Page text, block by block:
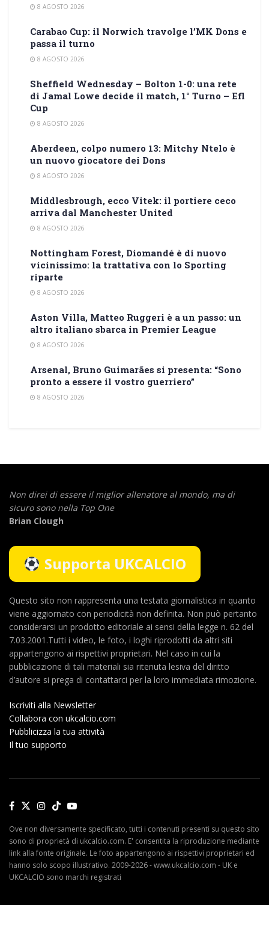
8 AGOSTO 2026
Carabao Cup: il Norwich travolge l’MK Dons e
passa il turno
8 AGOSTO 2026
Sheffield Wednesday – Bolton 1-0: una rete
di Jamal Lowe decide il match, 1° Turno – Efl
Cup
8 AGOSTO 2026
Aberdeen, colpo numero 13: Mitchy Ntelo è
un nuovo giocatore dei Dons
8 AGOSTO 2026
Middlesbrough, ecco Vitek: il portiere ceco
arriva dal Manchester United
8 AGOSTO 2026
Nottingham Forest, Diomandé è di nuovo
vicinissimo: la trattativa con lo Sporting
riparte
8 AGOSTO 2026
Aston Villa, Matteo Ruggeri è a un passo: un
altro italiano sbarca in Premier League
8 AGOSTO 2026
Arsenal, Bruno Guimarães si presenta: “Sono
pronto a essere il vostro guerriero”
8 AGOSTO 2026
Non direi di essere il miglior allenatore al mondo, ma di
sicuro sono nella Top One
Brian Clough
Supporta UKCALCIO
Questo sito non rappresenta una testata giornalistica in quanto
viene aggiornato con periodicità non definita. Non può pertanto
considerarsi un prodotto editoriale ai sensi della legge n. 62 del
7.03.2001.Tutti i video, le foto, i loghi riprodotti da altri siti
appartengono ai rispettivi proprietari. Nel caso in cui la
pubblicazione di tali materiali sia ritenuta lesiva del diritto
d’autore si prega di contattarci per la loro immediata rimozione.
Iscriviti alla Newsletter
Collabora con ukcalcio.com
Pubblicizza la tua attività
Il tuo supporto
Ove non diversamente specificato, tutti i contenuti presenti su questo sito
sono di proprietà di ukcalcio.com. E' consentita la riproduzione mediante
link alla fonte originale. Le foto appartengono ai rispettivi proprietari ed
hanno solo scopo illustrativo. 2009-2026 - www.ukcalcio.com - UK e
UKCALCIO sono marchi registrati